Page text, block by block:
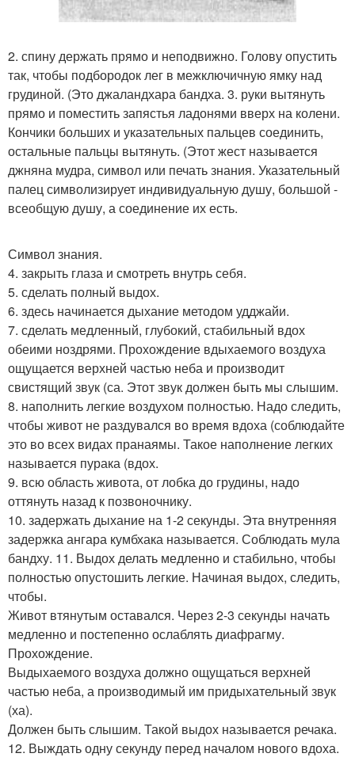
2. спину держать прямо и неподвижно. Голову опустить
так, чтобы подбородок лег в межключичную ямку над
грудиной. (Это джаландхара бандха. 3. руки вытянуть
прямо и поместить запястья ладонями вверх на колени.
Кончики больших и указательных пальцев соединить,
остальные пальцы вытянуть. (Этот жест называется
джняна мудра, символ или печать знания. Указательный
палец символизирует индивидуальную душу, большой -
всеобщую душу, а соединение их есть.
Символ знания.
4. закрыть глаза и смотреть внутрь себя.
5. сделать полный выдох.
6. здесь начинается дыхание методом удджайи.
7. сделать медленный, глубокий, стабильный вдох
обеими ноздрями. Прохождение вдыхаемого воздуха
ощущается верхней частью неба и производит
свистящий звук (са. Этот звук должен быть мы слышим.
8. наполнить легкие воздухом полностью. Надо следить,
чтобы живот не раздувался во время вдоха (соблюдайте
это во всех видах пранаямы. Такое наполнение легких
называется пурака (вдох.
9. всю область живота, от лобка до грудины, надо
оттянуть назад к позвоночнику.
10. задержать дыхание на 1-2 секунды. Эта внутренняя
задержка ангара кумбхака называется. Соблюдать мула
бандху. 11. Выдох делать медленно и стабильно, чтобы
полностью опустошить легкие. Начиная выдох, следить,
чтобы.
Живот втянутым оставался. Через 2-3 секунды начать
медленно и постепенно ослаблять диафрагму.
Прохождение.
Выдыхаемого воздуха должно ощущаться верхней
частью неба, а производимый им придыхательный звук
(ха).
Должен быть слышим. Такой выдох называется речака.
12. Выждать одну секунду перед началом нового вдоха.